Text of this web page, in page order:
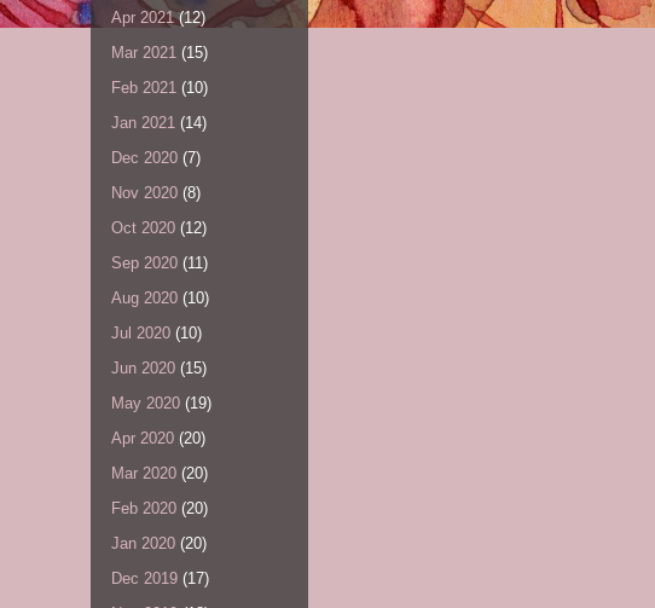
Apr 2021(12)
Mar 2021 (15)
Feb 2021 (10)
Jan 2021 (14)
Dec 2020 (7)
Nov 2020 (8)
Oct 2020 (12)
Sep 2020 (11)
Aug 2020 (10)
Jul 2020 (10)
Jun 2020 (15)
May 2020 (19)
Apr 2020 (20)
Mar 2020 (20)
Feb 2020 (20)
Jan 2020 (20)
Dec 2019 (17)